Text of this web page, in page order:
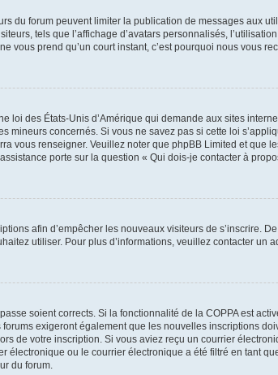
du forum peuvent limiter la publication de messages aux
tels que l’affichage d’avatars personnalisés,
vous prend qu’un court instant, c’est pourquoi nous vous
loi des États-Unis d’Amérique qui demande aux sites
mineurs concernés. Si vous ne savez pas si cette loi
vous renseigner. Veuillez noter que phpBB Limited et que
porte sur la question « Qui dois-je contacter à
afin d’empêcher les nouveaux visiteurs de s’inscrire.
utiliser. Pour plus d’informations, veuillez contacter un
soient corrects. Si la fonctionnalité de la COPPA est
exigeront également que les nouvelles inscriptions
de votre inscription. Si vous aviez reçu un courrier
ou le courrier électronique a été filtré en tant
du forum.